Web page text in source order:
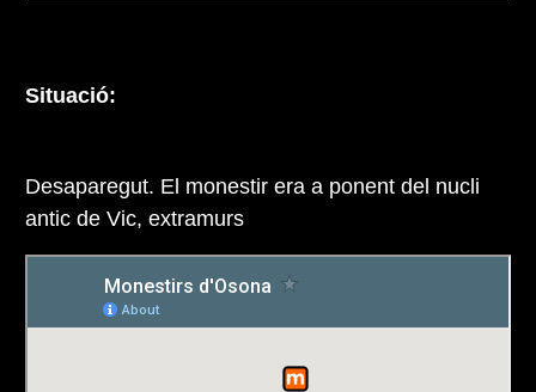
Situació:
Desaparegut. El monestir era a ponent del nucli
antic de Vic, extramurs